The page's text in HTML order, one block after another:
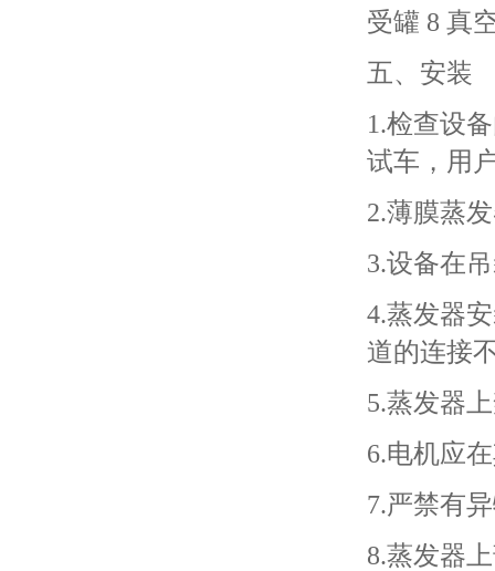
受罐 8 真
五、安装
1.检查设
试车，用
2.薄膜蒸
3.设备在
4.蒸发器
道的连接
5.蒸发器
6.电机应
7.严禁有
8.蒸发器